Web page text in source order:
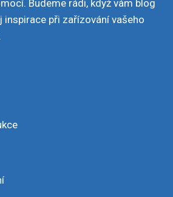
Budeme rádi, když vám blog
při zařízování vašeho